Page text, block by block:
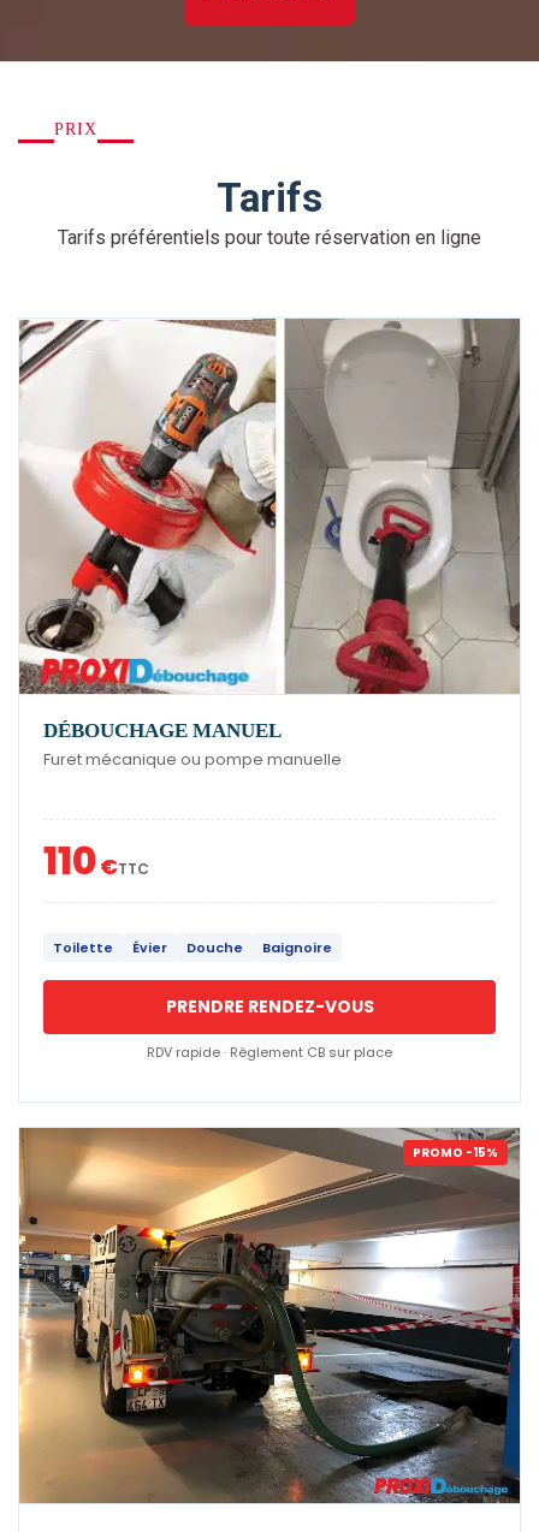
PRIX
Tarifs
Tarifs préférentiels pour toute réservation en ligne
DÉBOUCHAGE MANUEL
Furet mécanique ou pompe manuelle
110€TTC
Toilette Évier Douche Baignoire
PRENDRE RENDEZ-VOUS
RDV rapide · Règlement CB sur place
PROMO -15%